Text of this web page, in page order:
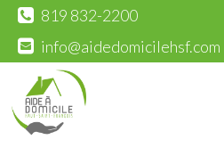
819 832-2200
info@aidedomicilehsf.com